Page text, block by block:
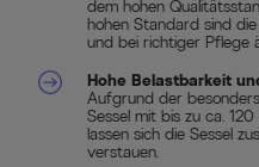
dem hohen
hohen Standard sind
und bei richtiger Pflege
Hohe Belastbarkeit
Aufgrund der
Sessel mit bis zu ca.
lassen sich die Sessel
verstauen.